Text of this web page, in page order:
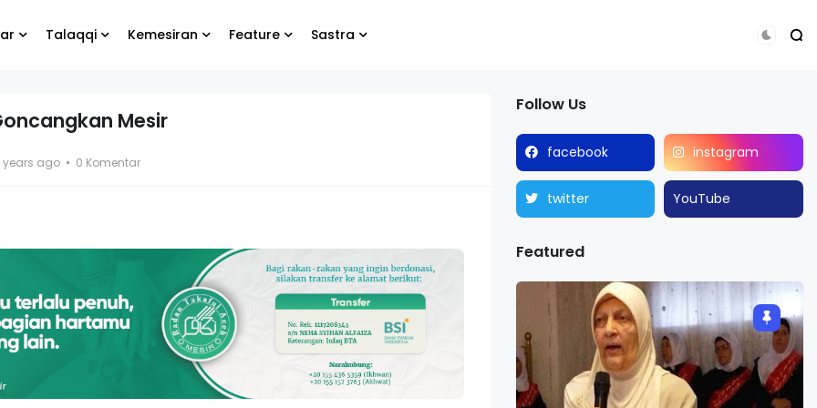
Talaqqi Kemesiran Feature Sastra
Biarlah yang lain
Mesir
years ago 0 Komentar
Follow Us
facebook instagram
twitter YouTube
Featured